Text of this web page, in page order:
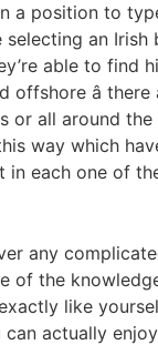
a position to
an Irish
able to find
â
or all around the
way which
in each one of
any
of the
like
can actually